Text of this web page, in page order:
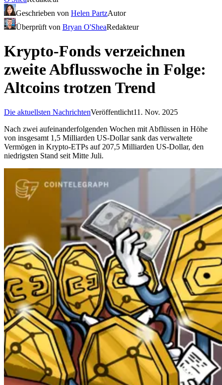
Geschrieben von Helen PartzAutor
Überprüft von Bryan O'SheaRedakteur
Krypto-Fonds verzeichnen
zweite Abflusswoche in Folge:
Altcoins trotzen Trend
Die aktuellsten NachrichtenVeröffentlicht11. Nov. 2025
Nach zwei aufeinanderfolgenden Wochen mit Abflüssen in Höhe
von insgesamt 1,5 Milliarden US-Dollar sank das verwaltete
Vermögen in Krypto-ETPs auf 207,5 Milliarden US-Dollar, den
niedrigsten Stand seit Mitte Juli.